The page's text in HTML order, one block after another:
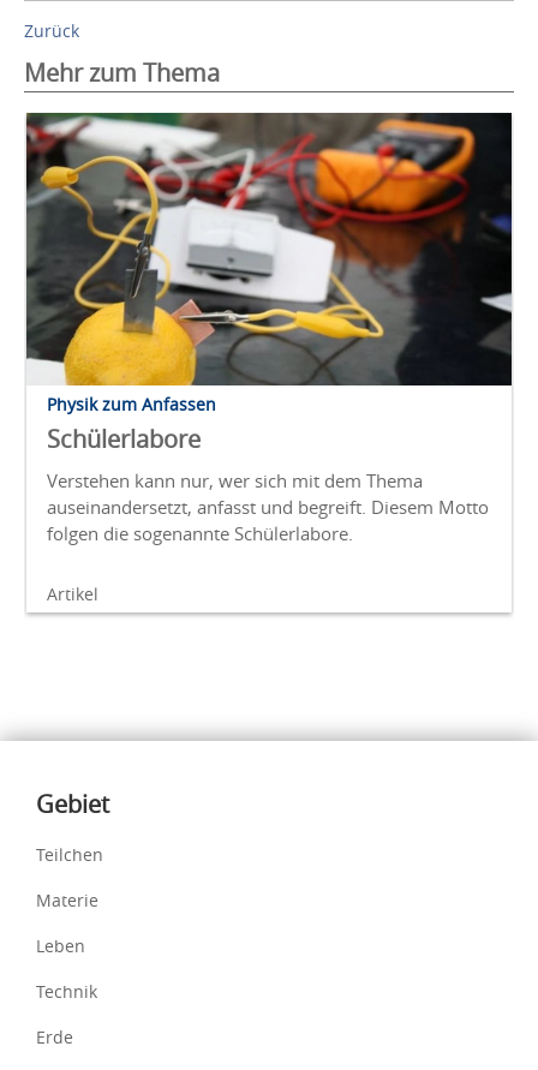
Zurück
Mehr zum Thema
Physik zum Anfassen
Schülerlabore
Verstehen kann nur, wer sich mit dem Thema
auseinandersetzt, anfasst und begreift. Diesem Motto
folgen die sogenannte Schülerlabore.
Artikel
Inhalte
Gebiet
Teilchen
Materie
Leben
Technik
Erde